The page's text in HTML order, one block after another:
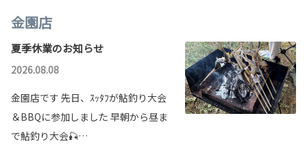
金園店
夏季休業のお知らせ
2026.08.08
金園店です 先日、ｽｯﾀﾌが鮎釣り大会
＆BBQに参加しました 早朝から昼ま
で鮎釣り大会🎣…